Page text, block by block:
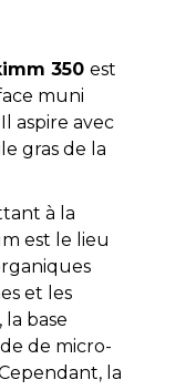
350 est
muni
aspire avec
gras de la
à la
est le lieu
et les
base
de micro-
la